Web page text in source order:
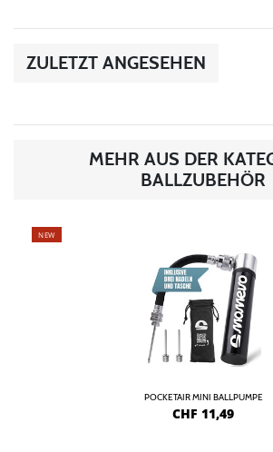
ZULETZT ANGESEHEN
MEHR AUS DER
BALLZUBEHÖR
NEW
POCKETAIR MINI BALLPUMPE
CHF 11,49